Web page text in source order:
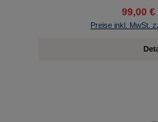
99,00 €
Preise inkl. MwSt.